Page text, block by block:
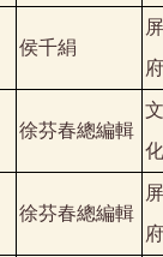
侯千絹
府
徐芬春總編輯
徐芬春總編輯
府